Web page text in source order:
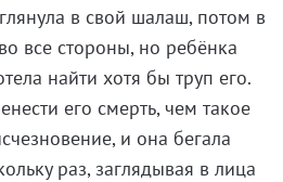
в свой шалаш, потом в
все стороны, но ребёнка
найти хотя бы труп его.
его смерть, чем такое
и она бегала
раз, заглядывая в лица